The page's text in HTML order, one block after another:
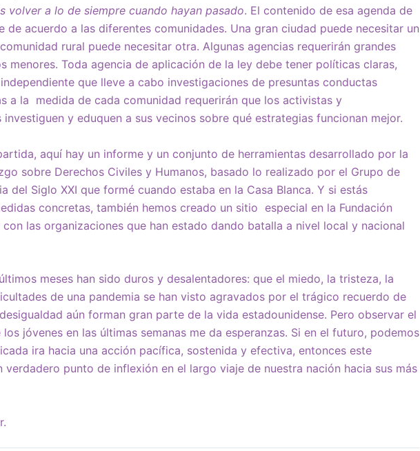
volver a lo de siempre cuando hayan pasado. El contenido de esa agenda de
de acuerdo a las diferentes comunidades. Una gran ciudad puede necesitar un
rural puede necesitar otra. Algunas agencias requerirán grandes
menores. Toda agencia de aplicación de la ley debe tener políticas claras,
que lleve a cabo investigaciones de presuntas conductas
a la medida de cada comunidad requerirán que los activistas y
y eduquen a sus vecinos sobre qué estrategias funcionan mejor.
aquí hay un informe y un conjunto de herramientas desarrollado por la
sobre Derechos Civiles y Humanos, basado lo realizado por el Grupo de
del Siglo XXI que formé cuando estaba en la Casa Blanca. Y si estás
concretas, también hemos creado un sitio especial en la Fundación
las organizaciones que han estado dando batalla a nivel local y nacional
meses han sido duros y desalentadores: que el miedo, la tristeza, la
de una pandemia se han visto agravados por el trágico recuerdo de
aún forman gran parte de la vida estadounidense. Pero observar el
jóvenes en las últimas semanas me da esperanzas. Si en el futuro, podemos
ira hacia una acción pacífica, sostenida y efectiva, entonces este
verdadero punto de inflexión en el largo viaje de nuestra nación hacia sus más